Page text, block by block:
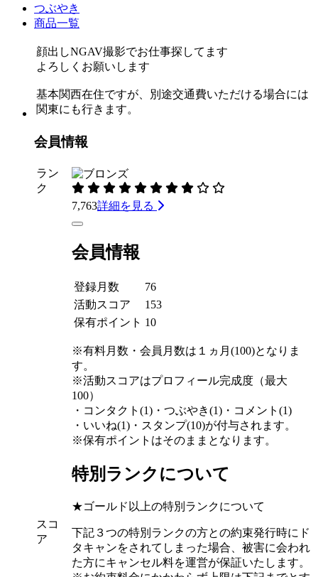
つぶやき
商品一覧
顔出しNGAV撮影でお仕事探してます
よろしくお願いします
基本関西在住ですが、別途交通費いただける場合には
関東にも行きます。
会員情報
ラン
ク
スコ
ア
7,763詳細を見る
会員情報
登録月数
76
活動スコア
153
保有ポイント 10
※有料月数・会員月数は１ヵ月(100)となりま
す。
※活動スコアはプロフィール完成度（最大
100）
・コンタクト(1)・つぶやき(1)・コメント(1)
・いいね(1)・スタンプ(10)が付与されます。
※保有ポイントはそのままとなります。
特別ランクについて
★ゴールド以上の特別ランクについて
下記３つの特別ランクの方との約束発行時にド
タキャンをされてしまった場合、被害に会われ
た方にキャンセル料を運営が保証いたします。